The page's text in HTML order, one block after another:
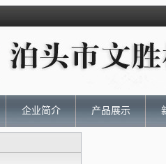
企业简介 产品展示